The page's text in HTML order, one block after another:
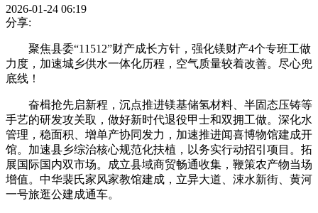
2026-01-24 06:19
分享:
聚焦县委“11512”财产成长方针，强化镁财产4个专班工做
力度，加速城乡供水一体化历程，空气质量较着改善。尽心兜
底线！
奋楫抢先启新程，沉点推进镁基储氢材料、半固态压铸等
手艺的研发攻关取，做好新时代退役甲士和双拥工做。深化水
管理，稳面积、增单产协同发力，加速推进闻喜博物馆建成开
馆。加速县乡综治核心规范化扶植，以务实行动招引项目。拓
展国际国内双市场。成立县域商贸畅通收集，鞭策农产物当场
增值。中华裴氏家风家教馆建成，立异大道、涑水新街、黄河
一号旅逛公建成通车。